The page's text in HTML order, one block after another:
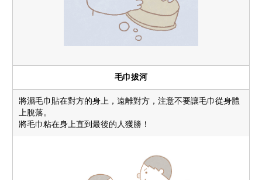
毛巾拔河
將濕毛巾貼在對方的身上，遠離對方，注意不要讓毛巾從身體
上脫落。
將毛巾粘在身上直到最後的人獲勝！